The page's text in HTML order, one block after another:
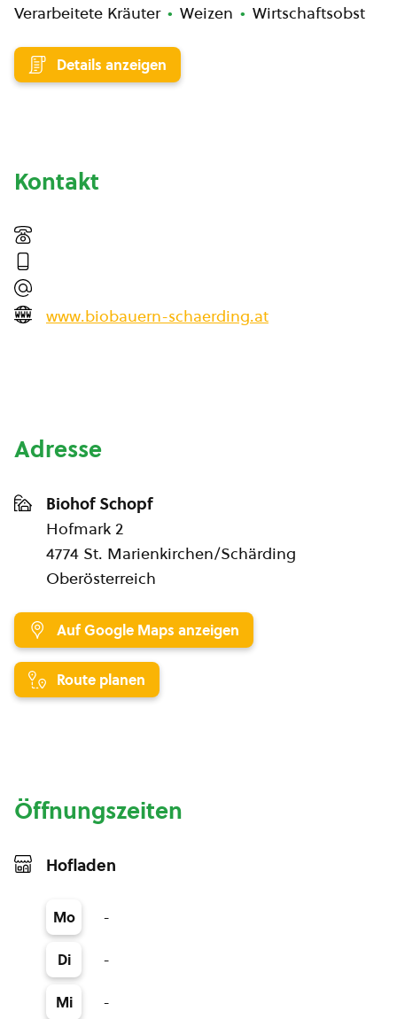
Verarbeitete Kräuter
Weizen Wirtschaftsobst
Details anzeigen
Kontakt
www.biobauern-schaerding.at
Adresse
Biohof Schopf
Hofmark 2
4774 St. Marienkirchen/Schärding
Oberösterreich
Auf Google Maps anzeigen
Route planen
Öffnungszeiten
Hofladen
Mo -
Di -
Mi -